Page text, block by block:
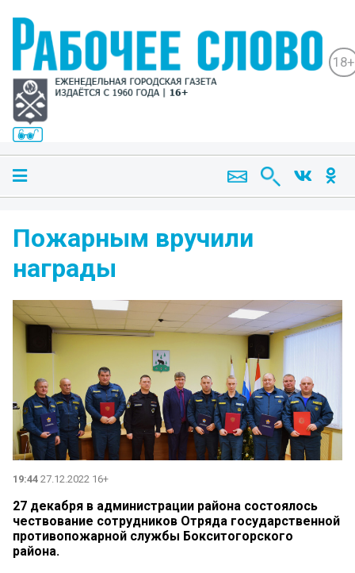
18+
Пожарным вручили
награды
19:44 27.12.2022 16+
27 декабря в администрации района состоялось
чествование сотрудников Отряда государственной
противопожарной службы Бокситогорского
района.